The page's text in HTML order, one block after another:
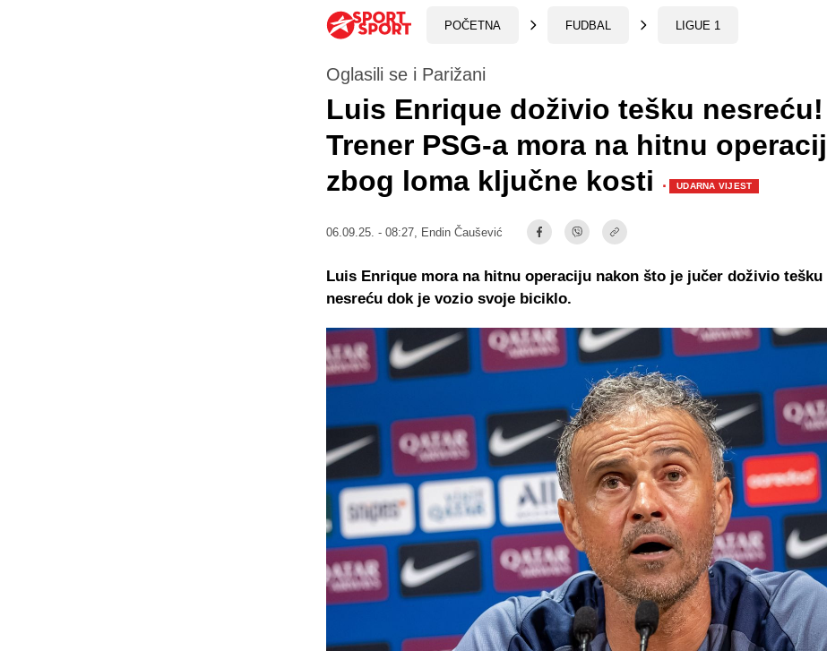
POČETNA FUDBAL LIGUE 1
Oglasili se i Parižani
Luis Enrique doživio tešku nesreću!
Trener PSG-a mora na hitnu
zbog loma ključne kosti · UDARNA VIJEST
06.09.25. - 08:27, Endin Čaušević
Luis Enrique mora na hitnu operaciju nakon što je jučer doživio tešku
nesreću dok je vozio svoje biciklo.